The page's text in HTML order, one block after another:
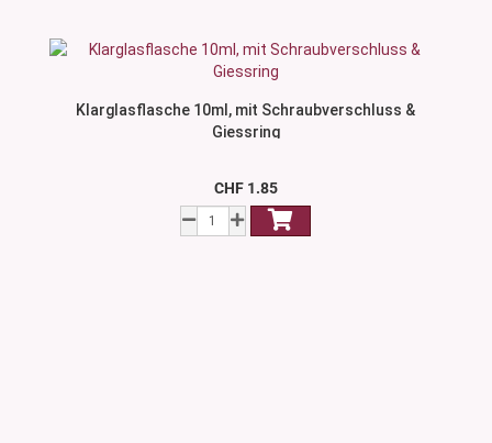
Klarglasflasche 10ml, mit Schraubverschluss &
Giessring
CHF 1.85